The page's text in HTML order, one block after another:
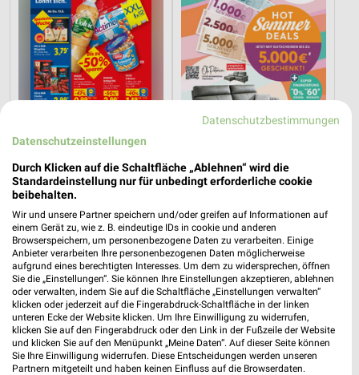
8,5 km
Angebote ab 10.08.
Gültig ab Mo. 10.08.
26,1 km
Gültig bis Sa. 29.08.
Lidl PENNY
Datenschutzbestimmungen
Datenschutzeinstellungen
Durch Klicken auf die Schaltfläche „Ablehnen“ wird die
Standardeinstellung nur für unbedingt erforderliche cookie
beibehalten.
Wir und unsere Partner speichern und/oder greifen auf Informationen auf
einem Gerät zu, wie z. B. eindeutige IDs in cookie und anderen
Browserspeichern, um personenbezogene Daten zu verarbeiten. Einige
Anbieter verarbeiten Ihre personenbezogenen Daten möglicherweise
aufgrund eines berechtigten Interesses. Um dem zu widersprechen, öffnen
Sie die „Einstellungen“. Sie können Ihre Einstellungen akzeptieren, ablehnen
oder verwalten, indem Sie auf die Schaltfläche „Einstellungen verwalten“
klicken oder jederzeit auf die Fingerabdruck-Schaltfläche in der linken
unteren Ecke der Website klicken. Um Ihre Einwilligung zu widerrufen,
klicken Sie auf den Fingerabdruck oder den Link in der Fußzeile der Website
und klicken Sie auf den Menüpunkt „Meine Daten“. Auf dieser Seite können
Sie Ihre Einwilligung widerrufen. Diese Entscheidungen werden unseren
Partnern mitgeteilt und haben keinen Einfluss auf die Browserdaten.